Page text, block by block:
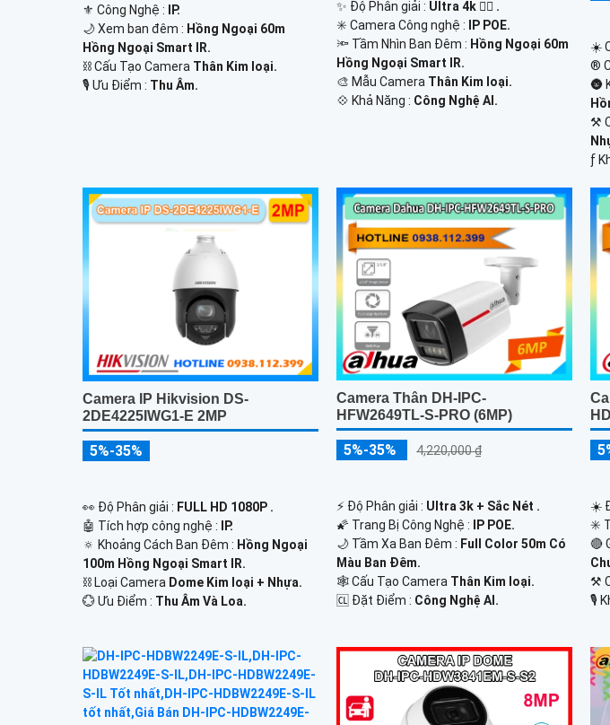
⚜️ Công Nghệ :
IP.
🌙 Xem ban đêm : Hồng Ngoại 60m
Hồng Ngoại Smart IR.
⛓ Cấu Tạo Camera Thân Kim loại.
️🎙 Ưu Điểm : Thu Âm.
✨ Độ Phân giải : Ultra 4k 👍🏾 .
✳️ Camera Công nghệ :
IP POE.
🔦 Tầm Nhìn Ban Đêm : Hồng Ngoại 60m
Hồng Ngoại Smart IR.
🎨 Mẫu Camera Thân Kim loại.
️💠 Khả Năng : Công Nghệ AI.
☀️
®️
🌚
⚒
️ƒ
Camera IP Hikvision DS-
2DE4225IWG1-E 2MP
5%-35%
️👀 Độ Phân giải : FULL HD 1080P .
🤖️ Tích hợp công nghệ : IP.
🔅 Khoảng Cách Ban Đêm : Hồng Ngoại
100m Hồng Ngoại Smart IR.
⛓ Loại Camera Dome Kim loại + Nhựa.
️💮 Ưu Điểm : Thu Âm Và Loa.
Camera Thân DH-IPC-
HFW2649TL-S-PRO (6MP)
5%-35% 4,220,000 ₫
️⚡ Độ Phân giải : Ultra 3k + Sắc Nét .
🌠 Trang Bị Công Nghệ :
IP POE.
🌙 Tầm Xa Ban Đêm : Full Color 50m Có
Màu Ban Ðêm.
🕸️ Cấu Tạo Camera Thân Kim loại.
️🆑 Đặt Điểm : Công Nghệ AI.
☀️
✳️
🔴
⚒
️🎙